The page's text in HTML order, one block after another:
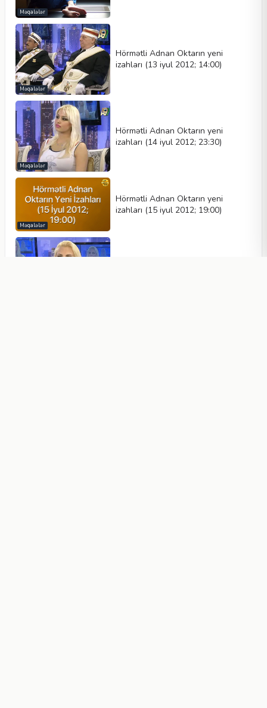
Məqalələr
Məqalələr
Hörmətli Adnan Oktarın yeni
izahları (13 iyul 2012; 14:00)
Məqalələr
Hörmətli Adnan Oktarın yeni
izahları (14 iyul 2012; 23:30)
Məqalələr
Hörmətli Adnan Oktarın yeni
izahları (15 iyul 2012; 19:00)